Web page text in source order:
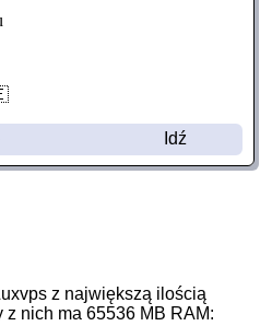
Idź
z największą ilością
nich ma 65536 MB RAM: